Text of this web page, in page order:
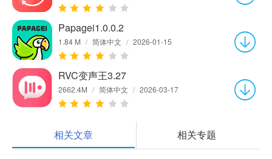
Papagei1.0.0.2
1.84 M / 简体中文 / 2026-01-15
RVC变声王3.27
2662.4M / 简体中文 / 2026-03-17
相关文章 相关专题